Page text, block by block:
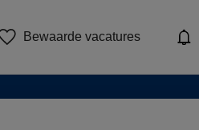
Bewaarde vacatures